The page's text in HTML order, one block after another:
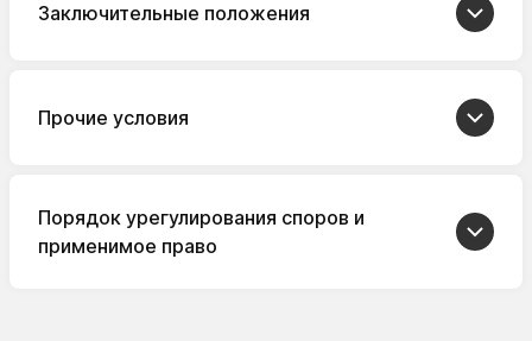
Заключительные положения
Прочие условия
Порядок урегулирования споров и
применимое право